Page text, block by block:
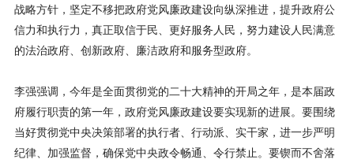
战略方针，坚定不移把政府党风廉政建设向纵深推进，提升政府公
信力和执行力，真正取信于民、更好服务人民，努力建设人民满意
的法治政府、创新政府、廉洁政府和服务型政府。
李强强调，今年是全面贯彻党的二十大精神的开局之年，是本届政
府履行职责的第一年，政府党风廉政建设要实现新的进展。要围绕
当好贯彻党中央决策部署的执行者、行动派、实干家，进一步严明
纪律、加强监督，确保党中央政令畅通、令行禁止。要锲而不舍落